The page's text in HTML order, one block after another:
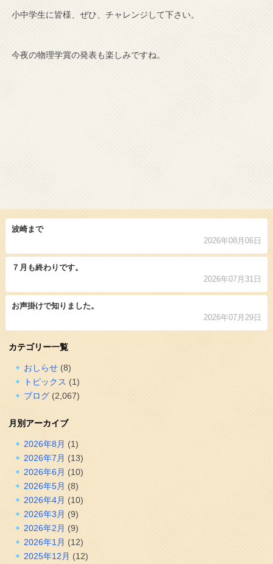
小中学生に皆様、ぜひ、チャレンジして下さい。
今夜の物理学賞の発表も楽しみですね。
波崎まで
2026年08月06日
７月も終わりです。
2026年07月31日
お声掛けで知りました。
2026年07月29日
カテゴリー一覧
おしらせ(8)
トピックス (1)
ブログ(2,067)
月別アーカイブ
2026年8月 (1)
2026年7月 (13)
2026年6月 (10)
2026年5月 (8)
2026年4月 (10)
2026年3月 (9)
2026年2月 (9)
2026年1月 (12)
2025年12月 (12)